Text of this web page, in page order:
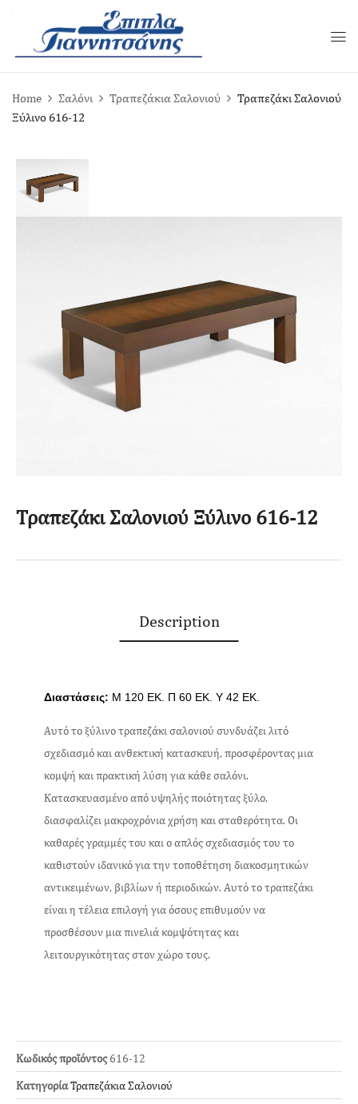
Home Σαλόνι Τραπεζάκια Σαλονιού
Τραπεζάκι Σαλονιού
Ξύλινο 616-12
Τραπεζάκι Σαλονιού Ξύλινο 616-12
Description
Διαστάσεις: Μ 120 EK. Π 60 ΕΚ. Υ 42 ΕΚ.
Αυτό το ξύλινο τραπεζάκι σαλονιού συνδυάζει λιτό
σχεδιασμό και ανθεκτική κατασκευή, προσφέροντας μια
κομψή και πρακτική λύση για κάθε σαλόνι.
Κατασκευασμένο από υψηλής ποιότητας ξύλο,
διασφαλίζει μακροχρόνια χρήση και σταθερότητα. Οι
καθαρές γραμμές του και ο απλός σχεδιασμός του το
καθιστούν ιδανικό για την τοποθέτηση διακοσμητικών
αντικειμένων, βιβλίων ή περιοδικών. Αυτό το τραπεζάκι
είναι η τέλεια επιλογή για όσους επιθυμούν να
προσθέσουν μια πινελιά κομψότητας και
λειτουργικότητας στον χώρο τους.
Κωδικός προϊόντος616-12
ΚατηγορίαΤραπεζάκια Σαλονιού